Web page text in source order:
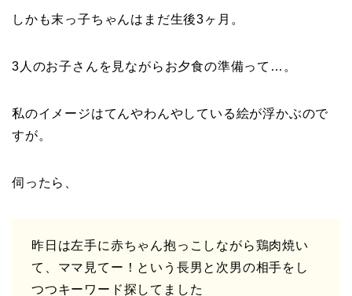
しかも末っ子ちゃんはまだ生後3ヶ月。
3人のお子さんを見ながらお夕食の準備って…。
私のイメージはてんやわんやしている絵が浮かぶので
すが。
伺ったら、
昨日は左手に赤ちゃん抱っこしながら鶏肉焼い
て、ママ見てー！という長男と次男の相手をし
つつキーワード探してました